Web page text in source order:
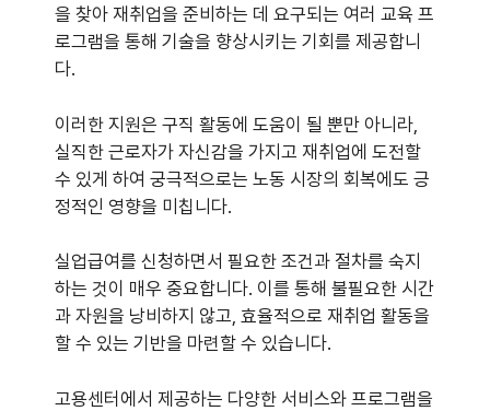
을 찾아 재취업을 준비하는 데 요구되는 여러 교육 프
로그램을 통해 기술을 향상시키는 기회를 제공합니
다.
이러한 지원은 구직 활동에 도움이 될 뿐만 아니라,
실직한 근로자가 자신감을 가지고 재취업에 도전할
수 있게 하여 궁극적으로는 노동 시장의 회복에도 긍
정적인 영향을 미칩니다.
실업급여를 신청하면서 필요한 조건과 절차를 숙지
하는 것이 매우 중요합니다. 이를 통해 불필요한 시간
과 자원을 낭비하지 않고, 효율적으로 재취업 활동을
할 수 있는 기반을 마련할 수 있습니다.
고용센터에서 제공하는 다양한 서비스와 프로그램을